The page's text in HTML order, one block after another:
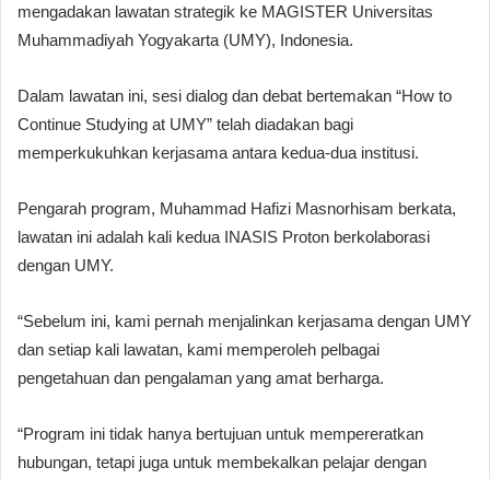
mengadakan lawatan strategik ke MAGISTER Universitas
Muhammadiyah Yogyakarta (UMY), Indonesia.
Dalam lawatan ini, sesi dialog dan debat bertemakan “How to
Continue Studying at UMY” telah diadakan bagi
memperkukuhkan kerjasama antara kedua-dua institusi.
Pengarah program, Muhammad Hafizi Masnorhisam berkata,
lawatan ini adalah kali kedua INASIS Proton berkolaborasi
dengan UMY.
“Sebelum ini, kami pernah menjalinkan kerjasama dengan UMY
dan setiap kali lawatan, kami memperoleh pelbagai
pengetahuan dan pengalaman yang amat berharga.
“Program ini tidak hanya bertujuan untuk mempereratkan
hubungan, tetapi juga untuk membekalkan pelajar dengan